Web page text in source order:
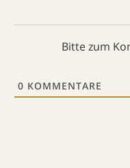
Bitte zum
0 KOMMENTARE